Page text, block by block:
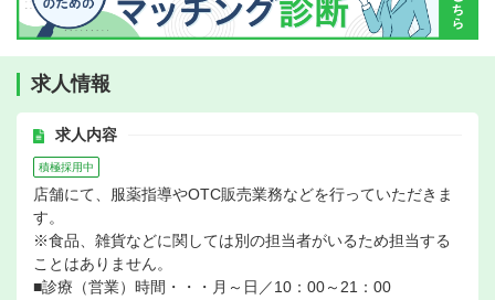
求人情報
求人内容
積極採用中
店舗にて、服薬指導やOTC販売業務などを行っていただきま
す。
※食品、雑貨などに関しては別の担当者がいるため担当する
ことはありません。
■診療（営業）時間・・・月～日／10：00～21：00